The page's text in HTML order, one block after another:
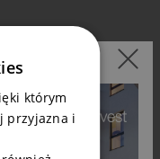
którym
przyjazna i